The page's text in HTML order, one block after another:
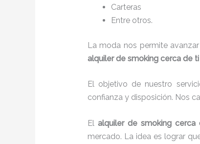
Carteras
Entre otros.
La moda nos permite
alquiler de smoking cerca de
El objetivo de nuestro
confianza y disposición. Nos
El alquiler de smoking cerca
mercado. La idea es lograr